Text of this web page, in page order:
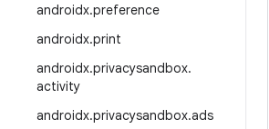
androidx.preference
androidx.print
androidx.privacysandbox.
activity
androidx.privacysandbox.ads